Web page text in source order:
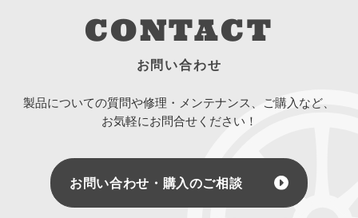
CONTACT
お問い合わせ
製品についての質問や修理・メンテナンス、ご購入など、
お気軽にお問合せください！
お問い合わせ・購入のご相談